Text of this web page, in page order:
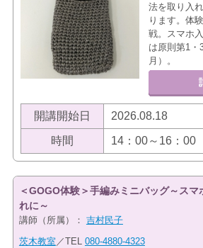
法を取り入
ります。体
戦。スマホ
は原則第1・
月）。
開講開始日 2026.08.18
時間 14：00～16：00
＜GOGO体験＞手編みミニバッグ～スマ
れに～
講師（所属）： 吉村民子
茨木教室 ／TEL 080-4880-4323